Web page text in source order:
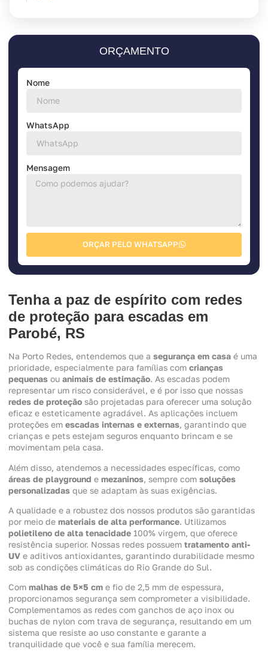
ORÇAMENTO
Nome
WhatsApp
Mensagem
ORÇAR PELO WHATSAPP
Tenha a paz de espírito com redes
de proteção para escadas em
Parobé, RS
Na Porto Redes, entendemos que a segurança em casa é uma
prioridade, especialmente para famílias com crianças
pequenas ou animais de estimação. As escadas podem
representar um risco considerável, e é por isso que nossas
redes de proteção são projetadas para oferecer uma solução
eficaz e esteticamente agradável. As aplicações incluem
proteções em escadas internas e externas, garantindo que
crianças e pets estejam seguros enquanto brincam e se
movimentam pela casa.
Além disso, atendemos a necessidades específicas, como
áreas de playground e mezaninos, sempre com soluções
personalizadas que se adaptam às suas exigências.
A qualidade e a robustez dos nossos produtos são garantidas
por meio de materiais de alta performance. Utilizamos
polietileno de alta tenacidade 100% virgem, que oferece
resistência superior. Nossas redes possuem tratamento anti-
UV e aditivos antioxidantes, garantindo durabilidade mesmo
sob as condições climáticas do Rio Grande do Sul.
Com malhas de 5×5 cm e fio de 2,5 mm de espessura,
proporcionamos segurança sem comprometer a visibilidade.
Complementamos as redes com ganchos de aço inox ou
buchas de nylon com trava de segurança, resultando em um
sistema que resiste ao uso constante e garante a
tranquilidade que você e sua família merecem.